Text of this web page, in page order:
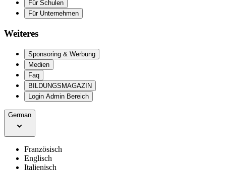
Für Schulen
Für Unternehmen
Weiteres
Sponsoring & Werbung
Medien
Faq
BILDUNGSMAGAZIN
Login Admin Bereich
German
Französisch
Englisch
Italienisch